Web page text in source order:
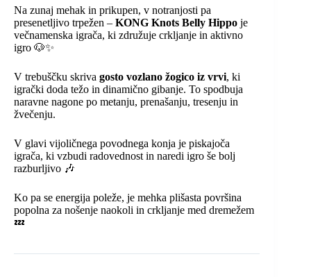
Na zunaj mehak in prikupen, v notranjosti pa
presenetljivo trpežen – KONG Knots Belly Hippo je
večnamenska igrača, ki združuje crkljanje in aktivno
igro 🐶✨
V trebuščku skriva gosto vozlano žogico iz vrvi, ki
igrački doda težo in dinamično gibanje. To spodbuja
naravne nagone po metanju, prenašanju, tresenju in
žvečenju.
V glavi vijoličnega povodnega konja je piskajoča
igrača, ki vzbudi radovednost in naredi igro še bolj
razburljivo 🎶
Ko pa se energija poleže, je mehka plišasta površina
popolna za nošenje naokoli in crkljanje med dremežem
💤